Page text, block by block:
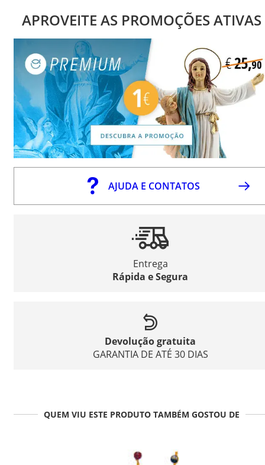
APROVEITE AS PROMOÇÕES ATIVAS
AJUDA E CONTATOS
Entrega
Rápida e Segura
Devolução gratuita
GARANTIA DE ATÉ 30 DIAS
QUEM VIU ESTE PRODUTO TAMBÉM GOSTOU DE